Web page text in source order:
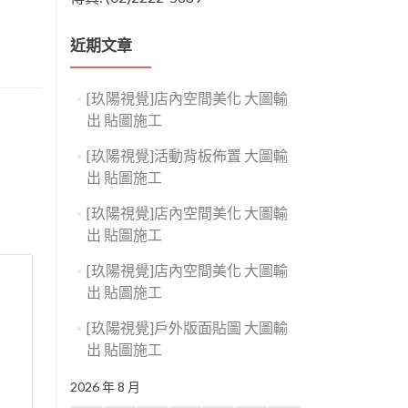
近期文章
[玖陽視覺]店內空間美化 大圖輸
出 貼圖施工
[玖陽視覺]活動背板佈置 大圖輸
出 貼圖施工
[玖陽視覺]店內空間美化 大圖輸
出 貼圖施工
[玖陽視覺]店內空間美化 大圖輸
出 貼圖施工
[玖陽視覺]戶外版面貼圖 大圖輸
出 貼圖施工
2026 年 8 月